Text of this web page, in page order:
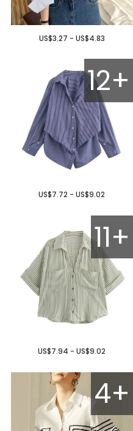
US$3.27 - US$4.83
12+
US$7.72 - US$9.02
11+
US$7.94 - US$9.02
4+